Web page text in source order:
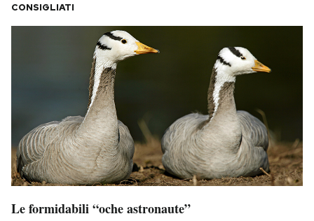
CONSIGLIATI
Le formidabili “oche astronaute”